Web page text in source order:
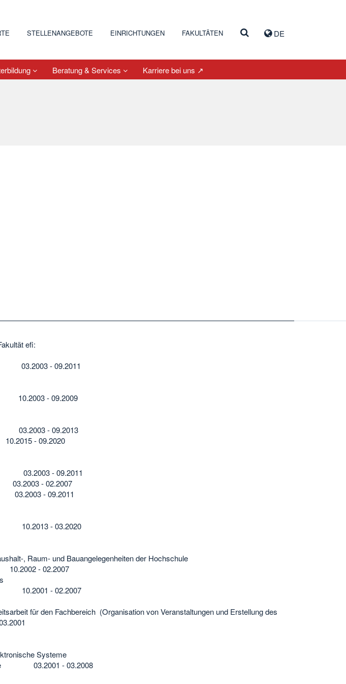
DE
STELLENANGEBOTE EINRICHTUNGEN FAKULTÄTEN
Beratung & Services Karriere bei uns ↗
efi:
03.2003 - 09.2011
- 09.2009
- 09.2013
- 09.2011
- 02.2007
- 09.2011
- 03.2020
, Raum- und Bauangelegenheiten der Hochschule
- 02.2007
für den Fachbereich (Organisation von Veranstaltungen und Erstellung des
Systeme
03.2001 - 03.2008